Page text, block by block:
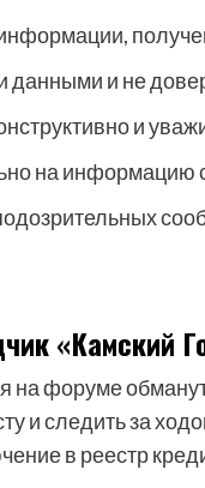
данными и не
и
на информацию
«Камский
на форуме
и следить за
в реестр